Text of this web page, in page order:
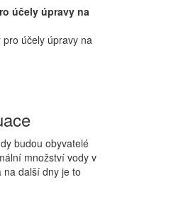
účely úpravy na
účely úpravy na
budou obyvatelé
množství vody v
další dny je to